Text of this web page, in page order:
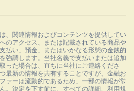
、関連情報およびコンテンツを提供してい
のアクセス、または記載されている商品や
払い、預金、またはいかなる形態の金銭的
強調します。当社名義で支払いまたは追加
った場合は、直ちに当社にご連絡くださ
最新の情報を共有することですが、金融お
ァーは流動的であるため、一部の情報が常
。決定を下す前に、すべての詳細、利用規